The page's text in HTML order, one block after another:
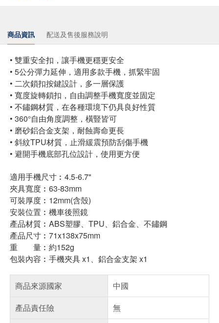
商品資訊 配送及售後服務說明
• 雙重安全扣，讓手機更穩更安全
• 5公分彈力延伸，適用多款手機，抓緊牢固
• 二次鎖扣按鍵設計，多一層保護
• 寬度旋轉鎖扣，自由調整手機寬度並固定
• 不鏽鋼材質，在各種環境下仍具良好性質
• 360°自由角度調整，橫豎皆可
• 磨砂鋁合金支架，耐蝕壽命更長
• 斜紋TPU材質，止滑緩震預防刮傷手機
• 避開手機底部孔位設計，使用更方便
適用手機尺寸︰4.5-6.7"
夾具寬度︰63-83mm
可裝厚度︰12mm(含殼)
安裝位置︰機車後照鏡
產品材質︰ABS塑膠、TPU、鋁合金、不鏽鋼
產品尺寸︰71x138x75mm
重 量︰約152g
包裝內容︰手機夾具 x1、鋁合金支架 x1
商品來源國家
中國
產品責任險
無